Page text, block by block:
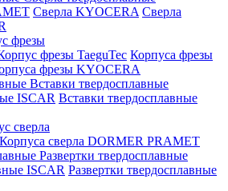
Сверла KYOCERA Сверла
фрезы
фрезы TaeguTec Корпуса фрезы
фрезы KYOCERA
Вставки твердосплавные
ISCAR Вставки твердосплавные
сверла
Корпуса сверла DORMER PRAMET
Развертки твердосплавные
ISCAR Развертки твердосплавные